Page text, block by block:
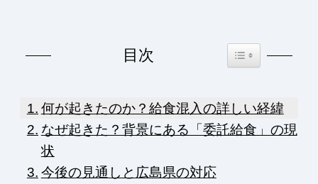
目次 Toggle Table of
何が起きたのか？給食混入の詳しい経緯
なぜ起きた？背景にある「委託給食」の現
状
今後の見通しと広島県の対応